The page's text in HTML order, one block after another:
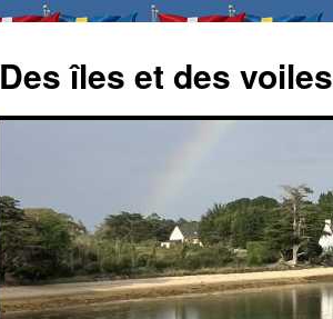
Des îles et des voiles